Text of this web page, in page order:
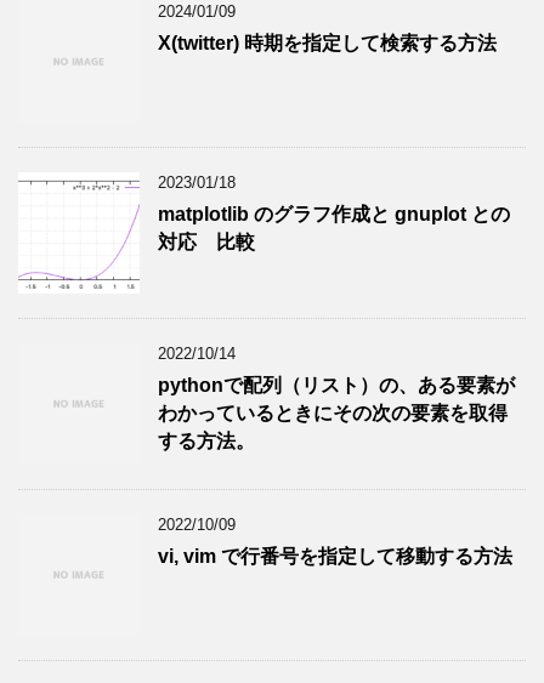
2024/01/09
X(twitter) 時期を指定して検索する方法
2023/01/18
matplotlib のグラフ作成と gnuplot との
対応 比較
2022/10/14
pythonで配列（リスト）の、ある要素が
わかっているときにその次の要素を取得
する方法。
2022/10/09
vi, vim で行番号を指定して移動する方法